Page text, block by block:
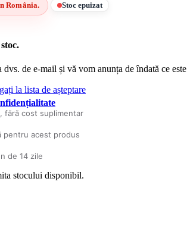
România. Stoc epuizat
de e-mail și vă vom anunța de îndată ce
la lista de așteptare
fără cost suplimentar
pentru acest produs
de 14 zile
stocului disponibil.